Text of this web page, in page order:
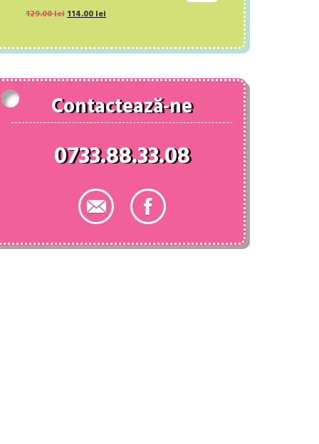
129.00leiPrețul
fost:
114.00leiPrețul
114.00 lei.
Contactează-ne
0733.88.33.08